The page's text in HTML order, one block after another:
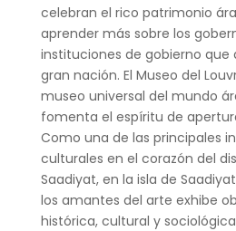
celebran el rico patrimonio
aprender más sobre los
instituciones de gobierno
gran nación. El Museo del
museo universal del mundo
fomenta el espíritu de
Como una de las principales
culturales en el corazón del
Saadiyat, en la isla de
los amantes del arte exhibe
histórica, cultural y